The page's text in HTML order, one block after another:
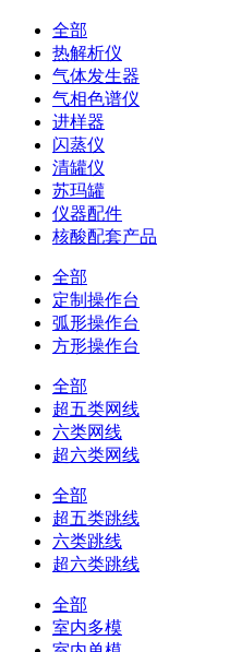
全部
热解析仪
气体发生器
气相色谱仪
进样器
闪蒸仪
清罐仪
苏玛罐
仪器配件
核酸配套产品
全部
定制操作台
弧形操作台
方形操作台
全部
超五类网线
六类网线
超六类网线
全部
超五类跳线
六类跳线
超六类跳线
全部
室内多模